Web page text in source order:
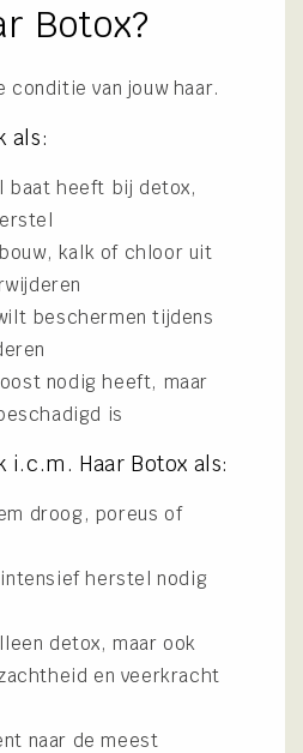
Botox?
conditie van jouw haar.
als:
baat heeft bij detox,
kalk of chloor uit
beschermen tijdens
nodig heeft, maar
is
i.c.m. Haar Botox als:
droog, poreus of
herstel nodig
detox, maar ook
en veerkracht
naar de meest